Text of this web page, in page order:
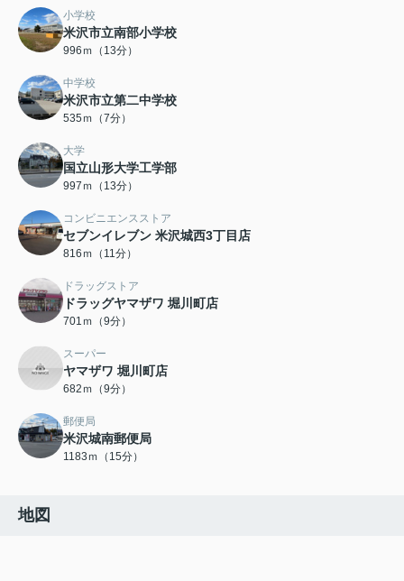
小学校
米沢市立南部小学校
996ｍ（13分）
中学校
米沢市立第二中学校
535ｍ（7分）
大学
国立山形大学工学部
997ｍ（13分）
コンビニエンスストア
セブンイレブン 米沢城西3丁目店
816ｍ（11分）
ドラッグストア
ドラッグヤマザワ 堀川町店
701ｍ（9分）
スーパー
ヤマザワ 堀川町店
682ｍ（9分）
郵便局
米沢城南郵便局
1183ｍ（15分）
地図